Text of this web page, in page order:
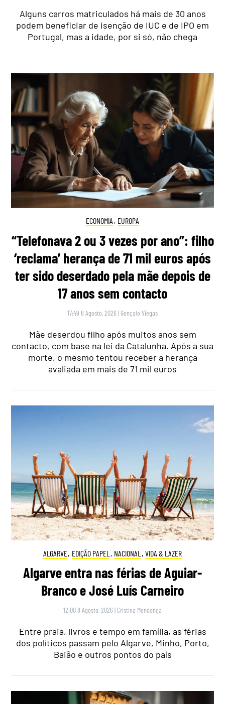
Alguns carros matriculados há mais de 30 anos
podem beneficiar de isenção de IUC e de IPO em
Portugal, mas a idade, por si só, não chega
ECONOMIA , EUROPA
“Telefonava 2 ou 3 vezes por ano”: filho
‘reclama’ herança de 71 mil euros após
ter sido deserdado pela mãe depois de
17 anos sem contacto
17:49 8 Agosto, 2026 | Gonçalo Viegas
Mãe deserdou filho após muitos anos sem
contacto, com base na lei da Catalunha. Após a sua
morte, o mesmo tentou receber a herança
avaliada em mais de 71 mil euros
ALGARVE, EDIÇÃO PAPEL , NACIONAL , VIDA & LAZER
Algarve entra nas férias de Aguiar-
Branco e José Luís Carneiro
12:00 8 Agosto, 2026 | Cristina Mendonça
Entre praia, livros e tempo em família, as férias
dos políticos passam pelo Algarve, Minho, Porto,
Baião e outros pontos do país